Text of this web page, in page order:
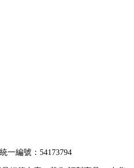
一編號：54173794